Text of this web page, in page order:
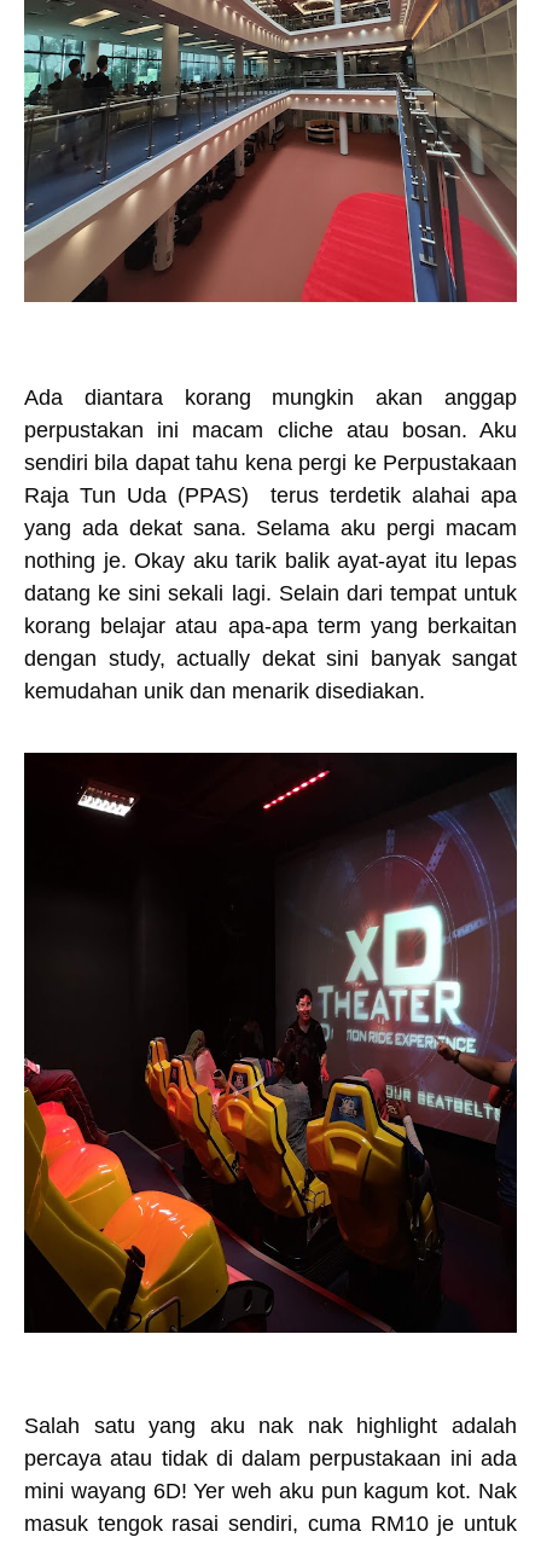
Ada diantara korang mungkin akan anggap
perpustakan ini macam cliche atau bosan. Aku
sendiri bila dapat tahu kena pergi ke Perpustakaan
Raja Tun Uda (PPAS) terus terdetik alahai apa
yang ada dekat sana. Selama aku pergi macam
nothing je. Okay aku tarik balik ayat-ayat itu lepas
datang ke sini sekali lagi. Selain dari tempat untuk
korang belajar atau apa-apa term yang berkaitan
dengan study, actually dekat sini banyak sangat
kemudahan unik dan menarik disediakan.
Salah satu yang aku nak nak highlight adalah
percaya atau tidak di dalam perpustakaan ini ada
mini wayang 6D! Yer weh aku pun kagum kot. Nak
masuk tengok rasai sendiri, cuma RM10 je untuk